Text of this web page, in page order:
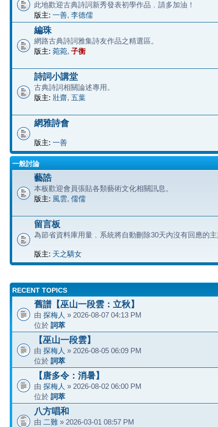
此地歡迎古典詩詞新秀發表初學作品﹐請多加油！
版主: 一善, 李德儒
編珠
網路古典詩詞雅集詩友作品之精選區。
版主: 菀菀, 子衡
詩詞小講堂
古典詩詞相關論述專用。
版主: 壯齋, 五葉
網雅詩會
版主: 一善
一般討論
藝誥
本板歡迎會員張貼各類藝術文化相關訊息。
版主: 風雲, 儒儒
留言板
為節省資料庫用量﹐系統將自動刪除30天內沒有回應的
版主: 天之驕女
RECENT TOPICS
舊譜【巫山一段雲：立秋】
由 探梅人 » 2026-08-07 04:13 PM
位於 詞萃
【巫山一段雲】
由 探梅人 » 2026-08-05 06:09 PM
位於 詞萃
【唐多令：消暑】
由 探梅人 » 2026-08-02 06:00 PM
位於 詞萃
八方唱和
由 二難 » 2026-03-01 08:57 PM